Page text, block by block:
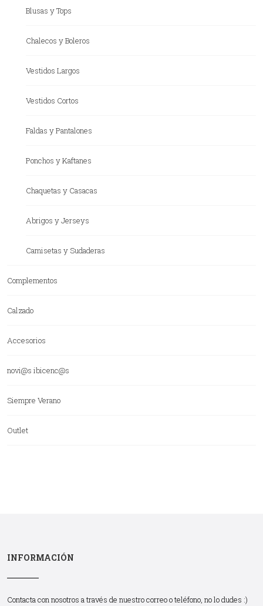
Blusas y Tops
Chalecos y Boleros
Vestidos Largos
Vestidos Cortos
Faldas y Pantalones
Ponchos y Kaftanes
Chaquetas y Casacas
Abrigos y Jerseys
Camisetas y Sudaderas
Complementos
Calzado
Accesorios
novi@s ibicenc@s
Siempre Verano
Outlet
INFORMACIÓN
Contacta con nosotros a través de nuestro correo o teléfono, no lo dudes :)